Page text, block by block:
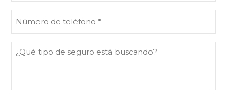
de
(Obligatorio)
¿Qué
tipo